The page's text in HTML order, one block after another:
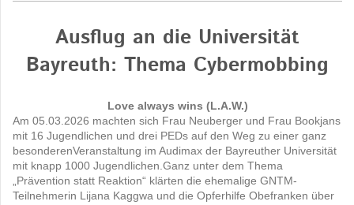
Ausflug an die Universität
Bayreuth: Thema Cybermobbing
Love always wins (L.A.W.)
Am 05.03.2026 machten sich Frau Neuberger und Frau Bookjans
mit 16 Jugendlichen und drei PEDs auf den Weg zu einer ganz
besonderenVeranstaltung im Audimax der Bayreuther Universität
mit knapp 1000 Jugendlichen.Ganz unter dem Thema
„Prävention statt Reaktion“ klärten die ehemalige GNTM-
Teilnehmerin Lijana Kaggwa und die Opferhilfe Obefranken über